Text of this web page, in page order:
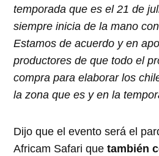
temporada que es el 21 de
siempre inicia de la mano
Estamos de acuerdo y en
productores de que todo el
compra para elaborar los
la zona que es y en la
Dijo que el evento será el
Africam Safari quetambién